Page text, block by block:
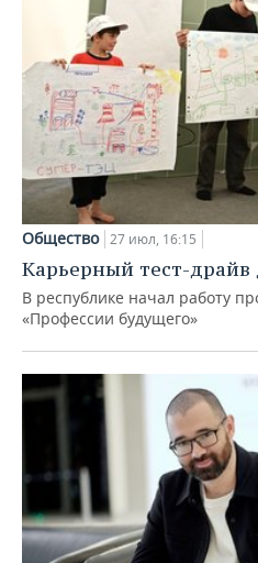
Общество 27 июл, 16:15
Карьерный тест-
В республике начал работу
«Профессии будущего»